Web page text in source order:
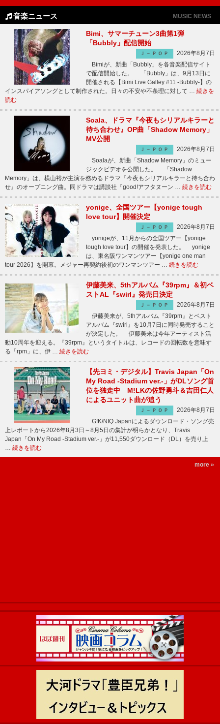
音楽ニュース MUSIC NEWS
Bimi、サマーチューン3曲第1弾
「Bubbly」配信開始
Ｊ－ＰＯＰ
2026年8月7日
Bimiが、新曲「Bubbly」を各音楽配信サイト
で配信開始した。 「Bubbly」は、9月13日に
開催される【Bimi Live Galley #11 -Bubbly-】の
インスパイアソングとして制作された。日々の不安や不条理に対して … 続きを
読む
Soala、ドラマ『今夜もシリアルキラーと
待ち合わせ』OP曲「Shadow Memory」
MV公開
Ｊ－ＰＯＰ
2026年8月7日
Soalaが、新曲「Shadow Memory」のミュー
ジックビデオを公開した。 「Shadow
Memory」は、横山裕が主演を務めるドラマ『今夜もシリアルキラーと待ち合わ
せ』のオープニング曲。同ドラマは講談社『good!アフタヌーン … 続きを読む
yonige、全国ツアー【yonige tough
love tour】開催決定
Ｊ－ＰＯＰ
2026年8月7日
yonigeが、11月からの全国ツアー【yonige
tough love tour】の開催を発表した。 yonige
は、東名阪ワンマンツアー【yonige one man
tour 2026】を開幕。メジャー再契約後初のワンマンツアー … 続きを読む
伊藤美来、5thアルバム『39rpm』＆初ベ
ストAL『swirl』発売日決定
Ｊ－ＰＯＰ
2026年8月7日
伊藤美来が、5thアルバム『39rpm』とベスト
アルバム『swirl』を10月7日に同時発売すること
が決定した。 伊藤美来は今年アーティスト活
動10周年を迎える。『39rpm』というタイトルは、レコードの回転数を意味す
る「rpm」に、伊 … 続きを読む
【先ヨミ・デジタル】Travis Japan「On
My Road -Stadium ver.-」がDLソング首
位を独走中 M!LKの佐野勇斗＆吉田仁人
によるユニット曲が追う
Ｊ－ＰＯＰ
2026年8月7日
GfK/NIQ Japanによるダウンロード・ソング売
上レポートから2026年8月3日～8月5日の集計が明らかとなり、Travis
Japan「On My Road -Stadium ver.-」が11,550ダウンロード（DL）を売り上
… 続きを読む
more »